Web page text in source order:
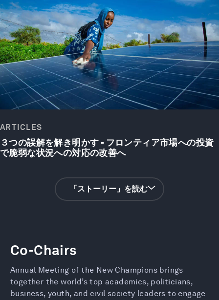
ARTICLES
３つの誤解を解き明かす - フロンティア市場への投資
で脆弱な状況への対応の改善へ
「ストーリー」を読む
Co-Chairs
Annual Meeting of the New Champions brings
together the world’s top academics, politicians,
business, youth, and civil society leaders to engage